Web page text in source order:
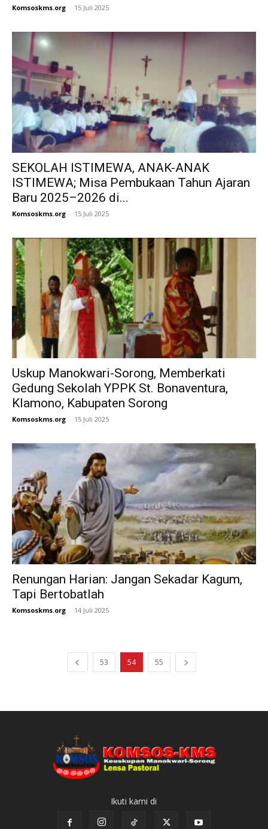
Komsoskms.org - 15 Juli 2025
SEKOLAH ISTIMEWA, ANAK-ANAK
ISTIMEWA; Misa Pembukaan Tahun Ajaran
Baru 2025–2026 di...
Komsoskms.org - 15 Juli 2025
Uskup Manokwari-Sorong, Memberkati
Gedung Sekolah YPPK St. Bonaventura,
Klamono, Kabupaten Sorong
Komsoskms.org - 15 Juli 2025
Renungan Harian: Jangan Sekadar Kagum,
Tapi Bertobatlah
Komsoskms.org - 14 Juli 2025
53 54 55
Ikuti kami di